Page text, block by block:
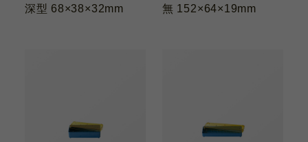
深型 68×38×32mm
無 152×64×19mm